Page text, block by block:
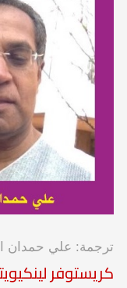
ترجمة: علي حمدان
كريستوفر